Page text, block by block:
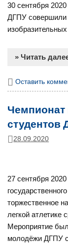
30 сентября 2020
ДГПУ совершили
» Читать
Оставить
Чемпионат
студентов
28.09.2020
27 сентября
торжественное
легкой атлетике
Мероприятие
молодёжи ДГПУ